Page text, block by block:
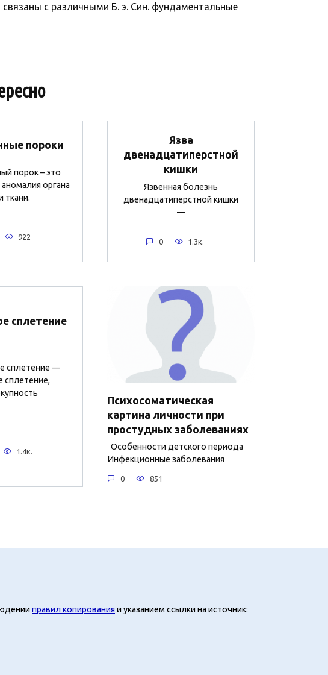
с различными Б. э. Син. фундаментальные
пороки
порок – это
органа
ткани.
922
Язва
двенадцатиперстной
кишки
Язвенная болезнь
двенадцатиперстной кишки
—
0 1.3к.
сплетение
сплетение —
сплетение,
1.4к.
Психосоматическая
картина личности при
простудных заболеваниях
Особенности детского периода
Инфекционные заболевания
0 851
правил копирования и указанием ссылки на источник: